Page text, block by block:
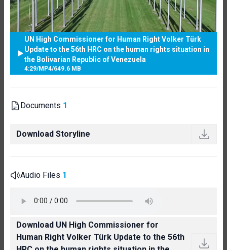
UN High Commissioner for Human Right Volker Türk
Update to the 56th HRC on the human rights situation in
the Bolivarian Republic of Venezuela
4:29/MP4/649.6 MB
Documents 1
Download Storyline
Audio Files 1
Download UN High Commissioner for
Human Right Volker Türk Update to the 56th